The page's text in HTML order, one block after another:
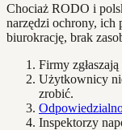
Chociaż RODO i
narzędzi ochrony, ich
biurokrację, brak
Firmy
Użytkownicy
zrobić.
Inspektorzy